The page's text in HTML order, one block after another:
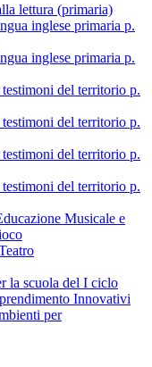
lettura (primaria)
inglese primaria p.
inglese primaria p.
del territorio p.
del territorio p.
del territorio p.
del territorio p.
Musicale e
la scuola del I ciclo
Innovativi
per